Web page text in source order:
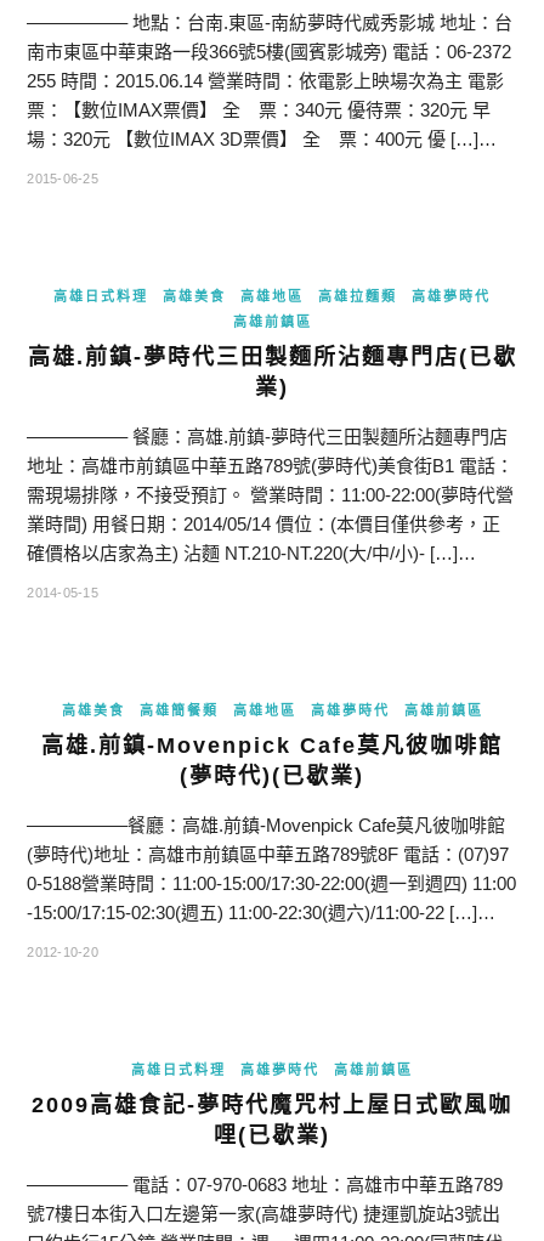
—————– 地點：台南.東區-南紡夢時代威秀影城 地址：台
南市東區中華東路一段366號5樓(國賓影城旁) 電話：06-2372
255 時間：2015.06.14 營業時間：依電影上映場次為主 電影
票：【數位IMAX票價】 全 票：340元 優待票：320元 早
場：320元 【數位IMAX 3D票價】 全 票：400元 優 […]…
2015-06-25
高雄日式料理 高雄美食 高雄地區 高雄拉麵類
高雄夢時代
高雄前鎮區
高雄.前鎮-夢時代三田製麵所沾麵專門店(已歇
業)
—————– 餐廳：高雄.前鎮-夢時代三田製麵所沾麵專門店
地址：高雄市前鎮區中華五路789號(夢時代)美食街B1 電話：
需現場排隊，不接受預訂。 營業時間：11:00-22:00(夢時代營
業時間) 用餐日期：2014/05/14 價位：(本價目僅供參考，正
確價格以店家為主) 沾麵 NT.210-NT.220(大/中/小)- […]…
2014-05-15
高雄美食 高雄簡餐類 高雄地區 高雄夢時代 高雄前鎮區
高雄.前鎮-Movenpick Cafe莫凡彼咖啡館
(夢時代)(已歇業)
—————–餐廳：高雄.前鎮-Movenpick Cafe莫凡彼咖啡館
(夢時代)地址：高雄市前鎮區中華五路789號8F 電話：(07)97
0-5188營業時間：11:00-15:00/17:30-22:00(週一到週四) 11:00
-15:00/17:15-02:30(週五) 11:00-22:30(週六)/11:00-22 […]…
2012-10-20
高雄日式料理 高雄夢時代 高雄前鎮區
2009高雄食記-夢時代魔咒村上屋日式歐風咖
哩(已歇業)
—————– 電話：07-970-0683 地址：高雄市中華五路789
號7樓日本街入口左邊第一家(高雄夢時代) 捷運凱旋站3號出